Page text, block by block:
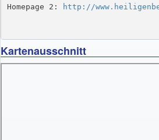
Homepage 2: http://
Kartenausschnitt